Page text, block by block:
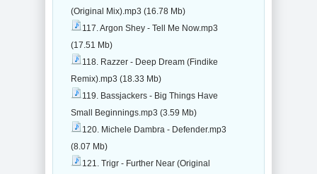
(Original Mix).mp3 (16.78 Mb)
117. Argon Shey - Tell Me Now.mp3
(17.51 Mb)
118. Razzer - Deep Dream (Findike
Remix).mp3 (18.33 Mb)
119. Bassjackers - Big Things Have
Small Beginnings.mp3 (3.59 Mb)
120. Michele Dambra - Defender.mp3
(8.07 Mb)
121. Trigr - Further Near (Original